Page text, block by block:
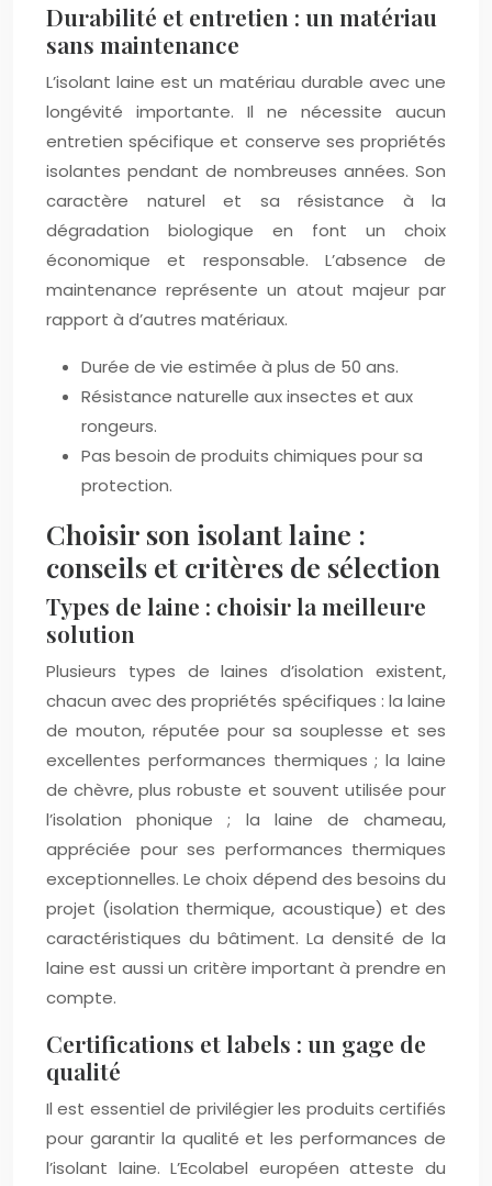
Durabilité et entretien : un matériau
sans maintenance
L’isolant laine est un matériau durable avec une
longévité importante. Il ne nécessite aucun
entretien spécifique et conserve ses propriétés
isolantes pendant de nombreuses années. Son
caractère naturel et sa résistance à la
dégradation biologique en font un choix
économique et responsable. L’absence de
maintenance représente un atout majeur par
rapport à d’autres matériaux.
Durée de vie estimée à plus de 50 ans.
Résistance naturelle aux insectes et aux
rongeurs.
Pas besoin de produits chimiques pour sa
protection.
Choisir son isolant laine :
conseils et critères de sélection
Types de laine : choisir la meilleure
solution
Plusieurs types de laines d’isolation existent,
chacun avec des propriétés spécifiques : la laine
de mouton, réputée pour sa souplesse et ses
excellentes performances thermiques ; la laine
de chèvre, plus robuste et souvent utilisée pour
l’isolation phonique ; la laine de chameau,
appréciée pour ses performances thermiques
exceptionnelles. Le choix dépend des besoins du
projet (isolation thermique, acoustique) et des
caractéristiques du bâtiment. La densité de la
laine est aussi un critère important à prendre en
compte.
Certifications et labels : un gage de
qualité
Il est essentiel de privilégier les produits certifiés
pour garantir la qualité et les performances de
l’isolant laine. L’Ecolabel européen atteste du